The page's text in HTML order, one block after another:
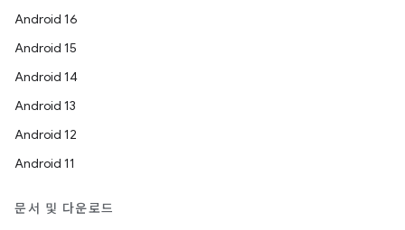
Android 16
Android 15
Android 14
Android 13
Android 12
Android 11
문서 및 다운로드